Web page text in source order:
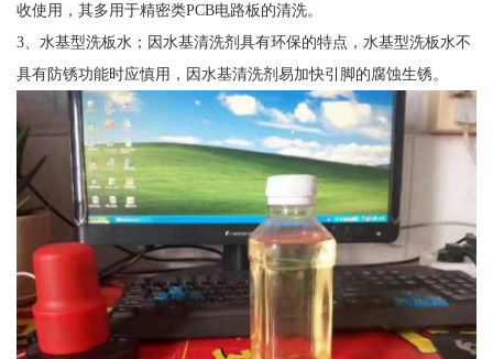
收使用，其多用于精密类PCB电路板的清洗。
3、水基型洗板水；因水基清洗剂具有环保的特点，水基型洗板水不
具有防锈功能时应慎用，因水基清洗剂易加快引脚的腐蚀生锈。